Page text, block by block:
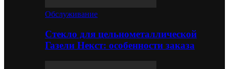
Обслуживание
Стекло для цельнометаллической
Газели Некст: особенности заказа